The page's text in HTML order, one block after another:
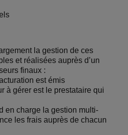
la gestion de ces
et réalisées auprès d’un
finaux :
est émis
à gérer est le prestataire qui
en charge la gestion multi-
les frais auprès de chacun